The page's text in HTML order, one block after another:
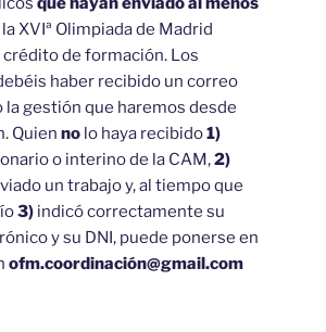
la XVIª Olimpiada de Madrid
crédito de formación. Los
haber recibido un correo
gestión que haremos desde
Quienno lo haya recibido1)
o interino de la CAM,2)
un trabajo y, al tiempo que
3) indicó correctamente su
y su DNI, puede ponerse en
ofm.coordinación@gmail.com